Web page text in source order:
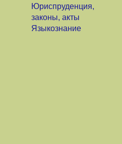
Юриспруденция,
законы, акты
Языкознание